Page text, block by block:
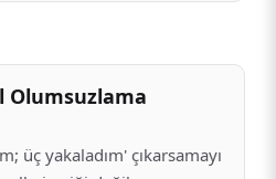
Olumsuzlama
üç yakaladım' çıkarsamayı